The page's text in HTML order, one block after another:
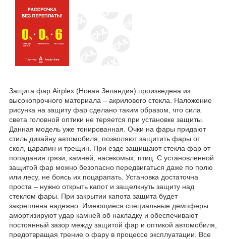
Защита фар Airplex (Новая Зеландия) произведена из
высокопрочного материала – акрилового стекла. Наложение
рисунка на защиту фар сделано таким образом, что сила
света головной оптики не теряется при установке защиты.
Данная модель уже тонированная. Очки на фары придают
стиль дизайну автомобиля, позволяют защитить фары от
скол, царапин и трещин. При езде защищают стекла фар от
попадания грязи, камней, насекомых, птиц. С установленной
защитой фар можно безопасно передвигаться даже по полю
или лесу, не боясь их поцарапать. Установка достаточна
проста – нужно открыть капот и защелкнуть защиту над
стеклом фары. При закрытии капота защита будет
закреплена надежно. Имеющиеся специальные демпферы
амортизируют удар камней об накладку и обеспечивают
постоянный зазор между защитой фар и оптикой автомобиля,
предотвращая трение о фару в процессе эксплуатации. Все